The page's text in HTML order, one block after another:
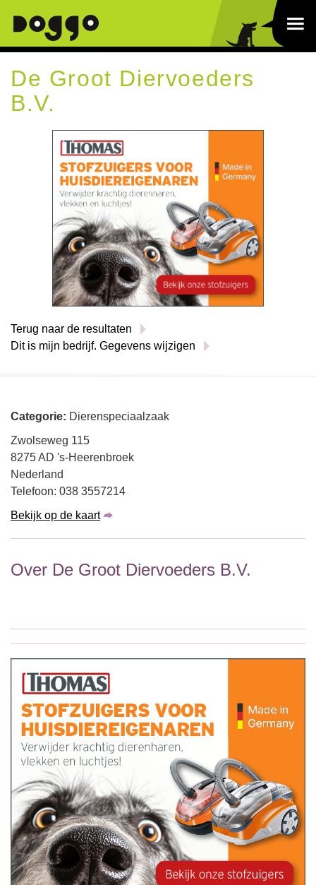
De Groot Diervoeders
B.V.
Terug naar de resultaten
Dit is mijn bedrijf. Gegevens wijzigen
Categorie: Dierenspeciaalzaak
Zwolseweg 115
8275 AD 's-Heerenbroek
Nederland
Telefoon: 038 3557214
Bekijk op de kaart
Over De Groot Diervoeders B.V.